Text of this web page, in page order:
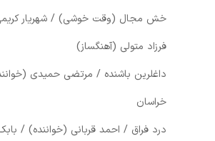
خش مجال (وقت خوشی) / شهریار
فرزاد متولی (آهنگساز)
داغلرین باشنده / مرتضی حمیدی
خراسان
درد فراق / احمد قربانی (خواننده) /